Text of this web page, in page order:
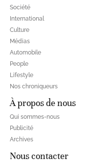
Société
International
Culture
Médias
Automobile
People
Lifestyle
Nos chroniqueurs
À propos de nous
Qui sommes-nous
Publicité
Archives
Nous contacter